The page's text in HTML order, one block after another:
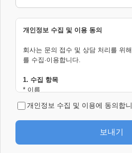
개인정보 수집 및 이용 동의
회사는 문의 접수 및 상담 처리를 위
를 수집·이용합니다.
1. 수집 항목
* 이름
* 문의 내용
* IP 주소
* 브라우저 및 접속 환경 정보(User-
개인정보 수집 및 이용에 동의합
보내기